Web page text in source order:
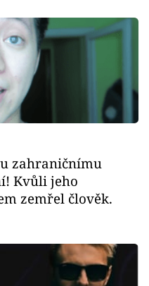
zahraničnímu
Kvůli jeho
zemřel člověk.